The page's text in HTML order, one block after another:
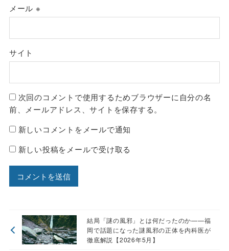
メール ※
サイト
次回のコメントで使用するためブラウザーに自分の名
前、メールアドレス、サイトを保存する。
新しいコメントをメールで通知
新しい投稿をメールで受け取る
結局「謎の風邪」とは何だったのか——福
岡で話題になった謎風邪の正体を内科医が
徹底解説【2026年5月】